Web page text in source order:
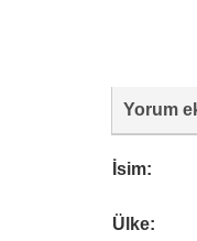
Yorum
İsim:
Ülke: